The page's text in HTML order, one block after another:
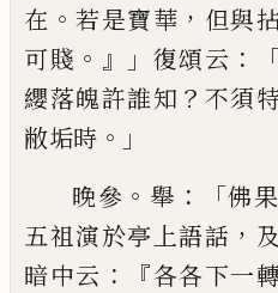
在 。若是寶華 ， 但與
可賤 。』」 復頌云 ：
纓落魄許誰知 ？ 不須
敝垢時 。」
晚參 。 舉 ：「佛果
五祖演於亭上語話 ，
暗中云 ：『各各下一